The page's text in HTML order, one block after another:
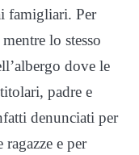
famigliari. Per
lo stesso
dove le
padre e
denunciati per
e per